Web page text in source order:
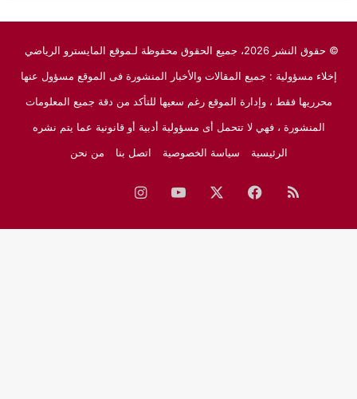
© حقوق النشر 2026، جميع الحقوق محفوظة لـموقع المايسترو الرياضي
إخلاء مسؤولية : جميع المقالات والأخبار المنشورة فى الموقع مسؤول عنها
محرريها فقط ، وإدارة الموقع رغم سعيها للتأكد من دقة جميع المعلومات
المنشورة ، فهي لا تتحمل أى مسؤولية أدبية أو قانونية عما يتم نشره
الرئيسية
سياسة الخصوصية اتصل بنا من نحن
ملخص
الموقع
فيسبوك ‫YouTubeانستقرام
نيوز